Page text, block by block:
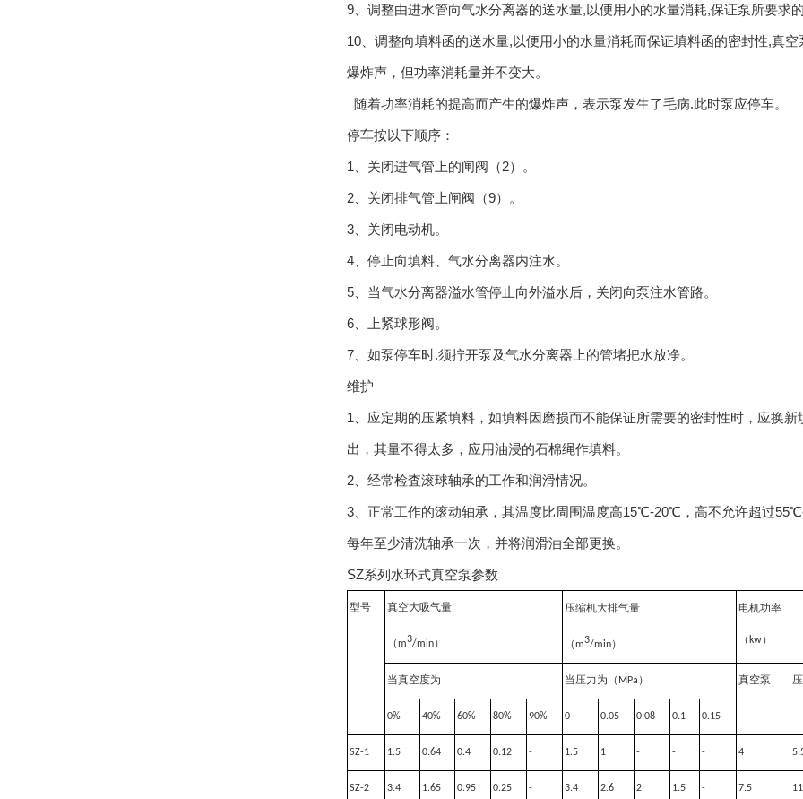
9、调整由进水管向气水分离器的送水量,以便用小的水量消耗,保证泵所要求
10、调整向填料函的送水量,以便用小的水量消耗而保证填料函的密封性,真
爆炸声，但功率消耗量并不变大。
随着功率消耗的提高而产生的爆炸声，表示泵发生了毛病.此时泵应停车。
停车按以下顺序：
1、关闭进气管上的闸阀（2）。
2、关闭排气管上闸阀（9）。
3、关闭电动机。
4、停止向填料、气水分离器内注水。
5、当气水分离器溢水管停止向外溢水后，关闭向泵注水管路。
6、上紧球形阀。
7、如泵停车时.须拧开泵及气水分离器上的管堵把水放净。
维护
1、应定期的压紧填料，如填料因磨损而不能保证所需要的密封性时，应换
出，其量不得太多，应用油浸的石棉绳作填料。
2、经常检査滚球轴承的工作和润滑情况。
3、正常工作的滚动轴承，其温度比周围温度高15℃-20℃，高不允许超过
每年至少清洗轴承一次，并将润滑油全部更换。
SZ系列水环式真空泵参数
型号 真空大吸气量
（m3/min）
压缩机大排气量
（m3/min）
电机功率
（ kw）
当真空度为 当压力为（ MPa ） 真空泵
0% 40% 60% 80% 90% 0 0.05 0.08 0.1 0.15
SZ-1 1.5 0.64 0.4 0.12 - 1.5 1 - - - 4
SZ-2 3.4 1.65 0.95 0.25 - 3.4 2.6 2 1.5 - 7.5 11